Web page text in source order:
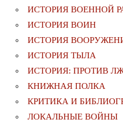
ИСТОРИЯ ВОЕННОЙ
ИСТОРИЯ ВОИН
ИСТОРИЯ
ИСТОРИЯ ТЫЛА
ИСТОРИЯ: ПРОТИВ
КНИЖНАЯ ПОЛКА
КРИТИКА И
ЛОКАЛЬНЫЕ ВОЙНЫ